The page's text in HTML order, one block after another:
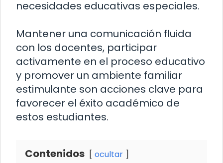
necesidades educativas especiales.
Mantener una comunicación fluida
con los docentes, participar
activamente en el proceso educativo
y promover un ambiente familiar
estimulante son acciones clave para
favorecer el éxito académico de
estos estudiantes.
Contenidos ocultar